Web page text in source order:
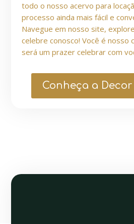
todo o nosso acervo para
processo ainda mais fácil e
Navegue em nosso site,
celebre conosco! Você é nosso
será um prazer celebrar com
Conheça a